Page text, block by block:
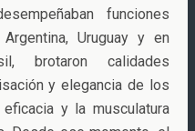
funciones
Uruguay y en
brotaron calidades
y elegancia de los
y la musculatura